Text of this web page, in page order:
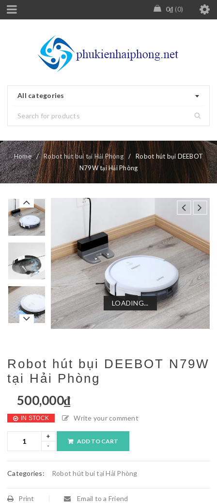
0₫ 0
All categories
Home / Robot hút bui tại Hải Phòng /
Robot hút bụi DEEBOT
N79W tại Hải Phòng
LOADING...
LOADING...
LOADING...
LOADING...
Robot hút bụi DEEBOT N79W
tại Hải Phòng
500,000₫
IN STOCK Write your comment
ADD TO CART
Categories: Robot hút bui tại Hải Phòng
Print Email to a Friend